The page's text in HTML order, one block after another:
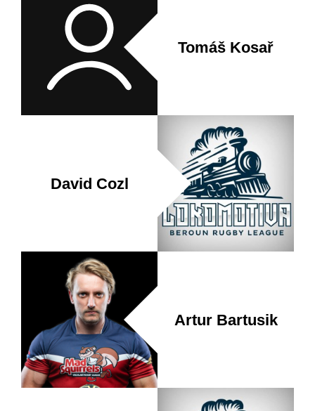
Tomáš Kosař
David Cozl
Artur Bartusik